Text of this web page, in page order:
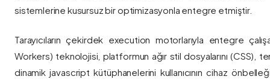
sistemlerine kusursuz bir optimizasyonla entegre etmiştir.
Tarayıcıların çekirdek execution motorlarıyla entegre
Workers) teknolojisi, platformun ağır stil dosyalarını (CSS),
dinamik javascript kütüphanelerini kullanıcının cihaz